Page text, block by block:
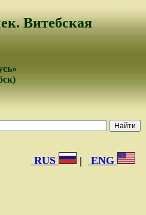
Витебская
RUS | ENG